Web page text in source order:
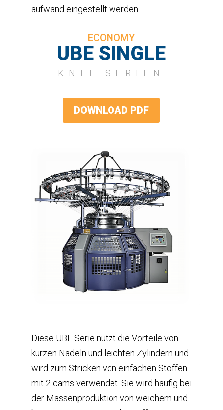
aufwand eingestellt werden.
ECONOMY
UBE SINGLE
KNIT SERIEN
DOWNLOAD PDF
Diese UBE Serie nutzt die Vorteile von
kurzen Nadeln und leichten Zylindern und
wird zum Stricken von einfachen Stoffen
mit 2 cams verwendet. Sie wird häufig bei
der Massenproduktion von weichem und